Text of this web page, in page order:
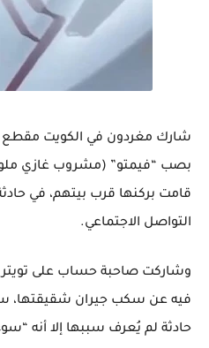
شارك مغردون في الكويت مقطع
بصب “فيمتو” (مشروب غازي
قامت بركنها قرب بيتهم، في
التواصل الاجتماعي.
وشاركت صاحبة حساب على تويتر
فيه عن سكب جيران شقيقتها،
حادثة لم يُعرف سببها إلا أنه